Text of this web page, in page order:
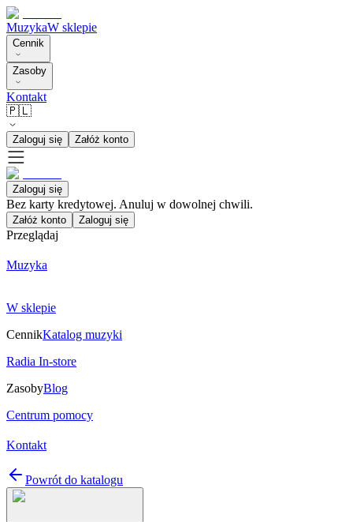
MuzykaW sklepie
Cennik
Zasoby
Kontakt
🇵🇱
Zaloguj się Załóż konto
Zaloguj się
Bez karty kredytowej. Anuluj w dowolnej chwili.
Załóż konto Zaloguj się
Przeglądaj
Muzyka
W sklepie
CennikKatalog muzyki
Radia In-store
ZasobyBlog
Centrum pomocy
Kontakt
Powrót do katalogu